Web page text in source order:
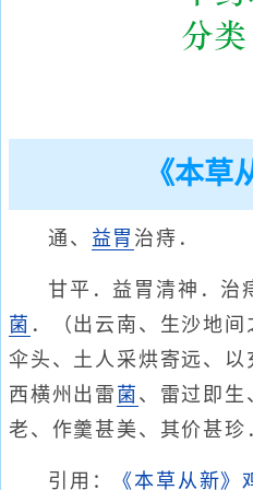
《本草
通、 益胃 治痔．
甘平．益胃清神．治
菌 ．（出云南、生沙地间
伞头、土人采烘寄远、以
西横州出雷 菌 、雷过即生
老、作羹甚美、其价甚珍
引用： 《本草从新》